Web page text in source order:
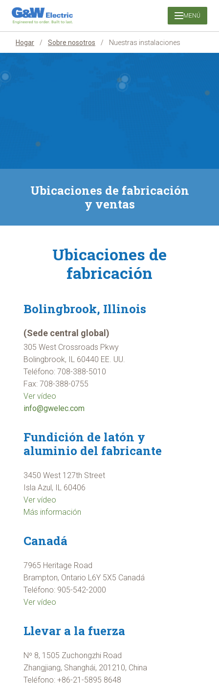
Saltar
contenido
MENÚ
Hogar / Sobre nosotros / Nuestras instalaciones
Ubicaciones de fabricación
y ventas
Ubicaciones de
fabricación
Bolingbrook, Illinois
(Sede central global)
305 West Crossroads Pkwy
Bolingbrook, IL 60440 EE. UU.
Teléfono: 708-388-5010
Fax: 708-388-0755
Ver vídeo
info@gwelec.com
Fundición de latón y
aluminio del fabricante
3450 West 127th Street
Isla Azul, IL 60406
Ver vídeo
Más información
Canadá
7965 Heritage Road
Brampton, Ontario L6Y 5X5 Canadá
Teléfono: 905-542-2000
Ver vídeo
Llevar a la fuerza
Nº 8, 1505 Zuchongzhi Road
Zhangjiang, Shanghái, 201210, China
Teléfono: +86-21-5895 8648